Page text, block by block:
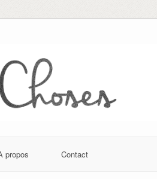
propos Contact